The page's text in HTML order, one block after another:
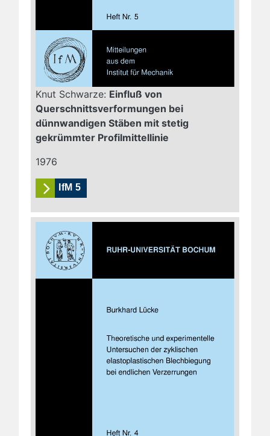
Knut Schwarze: Einfluß von
Querschnittsverformungen bei
dünnwandigen Stäben mit stetig
gekrümmter Profilmittellinie
1976
IfM 5